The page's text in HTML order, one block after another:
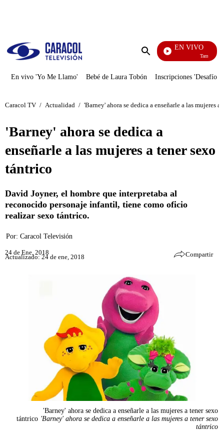
Enviar
EN VIVO
También
En vivo 'Yo Me Llamo' Bebé de Laura Tobón Inscripciones 'Desafío'
Caracol TV / Actualidad / 'Barney' ahora se dedica a enseñarle a las mujeres
'Barney' ahora se dedica a
enseñarle a las mujeres a tener sexo
tántrico
David Joyner, el hombre que interpretaba al
reconocido personaje infantil, tiene como oficio
realizar sexo tántrico.
Por: Caracol Televisión
24 de Ene, 2018
Actualizado: 24 de ene, 2018 Compartir
'Barney' ahora se dedica a enseñarle a las mujeres a tener sexo
tántrico 'Barney' ahora se dedica a enseñarle a las mujeres a tener sexo
tántrico